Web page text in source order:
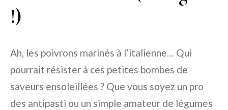
!)
Ah, les poivrons marinés à l’italienne… Qui
pourrait résister à ces petites bombes de
saveurs ensoleillées ? Que vous soyez un pro
des antipasti ou un simple amateur de légumes